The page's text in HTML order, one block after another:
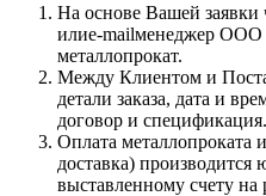
На основе Вашей заявки
илиe-mailменеджер
металлопрокат.
Между Клиентом и
детали заказа, дата и
договор и спецификация.
Оплата металлопроката
доставка)
выставленному счету